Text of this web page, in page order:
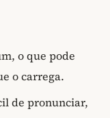
o que pode
o carrega.
de pronunciar,